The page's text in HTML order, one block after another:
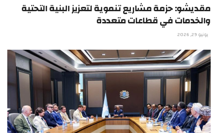
مقديشو: حزمة مشاريع تنموية لتعزيز البنية التحتية
والخدمات في قطاعات متعددة
يونيو 29, 2026